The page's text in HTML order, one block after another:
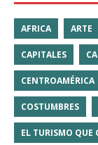
AFRICA ARTE
CAPITALES
CENTROAMÉRICA
COSTUMBRES
EL TURISMO QUE